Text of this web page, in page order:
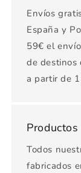
Envíos
España y
59€ el
de destinos
a partir de
Todos
fabricados